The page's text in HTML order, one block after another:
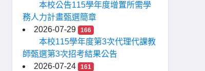
本校公告115學年度增置所需學
務人力計畫甄選簡章
2026-07-29
166
本校115學年度第3次代理代課教
師甄選第3次招考結果公告
2026-07-24
161